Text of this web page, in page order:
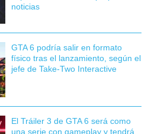
noticias
GTA 6 podría salir en formato
físico tras el lanzamiento, según el
jefe de Take-Two Interactive
El Tráiler 3 de GTA 6 será como
una serie con gameplay y tendrá